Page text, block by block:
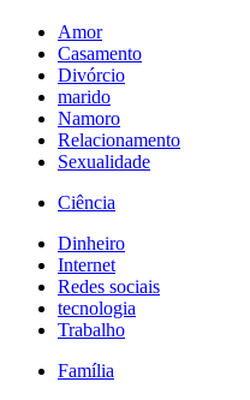
Amor
Casamento
Divórcio
marido
Namoro
Relacionamento
Sexualidade
Ciência
Dinheiro
Internet
Redes sociais
tecnologia
Trabalho
Família